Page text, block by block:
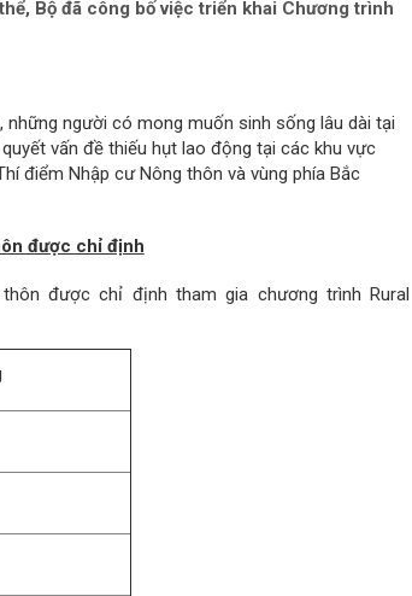
Bộ đã công bố việc triển khai Chương trình
người có mong muốn sinh sống lâu dài tại
vấn đề thiếu hụt lao động tại các khu vực
điểm Nhập cư Nông thôn và vùng phía Bắc
được chỉ định
được chỉ định tham gia chương trình Rural